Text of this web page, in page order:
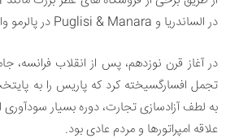
در الساندریا و Puglisi & Manara در پالرمو وارد شد .
در آغاز قرن نوزدهم، پس از انقلاب فرانسه،
تجمل افسارگسیخته کرد که پاریس را به
به لطف آزادسازی تجارت، دوره بسیار سودآوری
علاقه امپراتورها و مردم عادی بود.